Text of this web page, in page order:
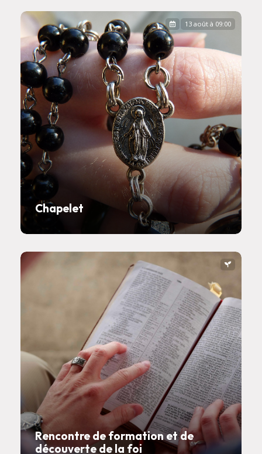
Chapelet
13 août à 09:00
Rencontre de formation et de
découverte de la foi